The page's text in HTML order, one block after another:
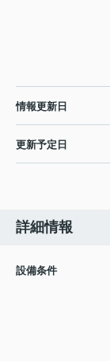
情報更新日
更新予定日
詳細情報
設備条件